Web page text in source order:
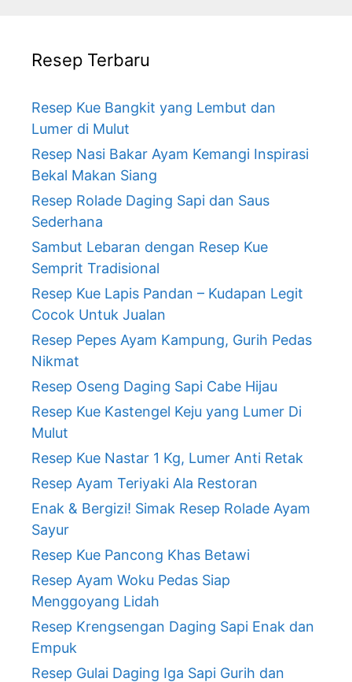
Resep Terbaru
Resep Kue Bangkit yang Lembut dan
Lumer di Mulut
Resep Nasi Bakar Ayam Kemangi Inspirasi
Bekal Makan Siang
Resep Rolade Daging Sapi dan Saus
Sederhana
Sambut Lebaran dengan Resep Kue
Semprit Tradisional
Resep Kue Lapis Pandan – Kudapan Legit
Cocok Untuk Jualan
Resep Pepes Ayam Kampung, Gurih Pedas
Nikmat
Resep Oseng Daging Sapi Cabe Hijau
Resep Kue Kastengel Keju yang Lumer Di
Mulut
Resep Kue Nastar 1 Kg, Lumer Anti Retak
Resep Ayam Teriyaki Ala Restoran
Enak & Bergizi! Simak Resep Rolade Ayam
Sayur
Resep Kue Pancong Khas Betawi
Resep Ayam Woku Pedas Siap
Menggoyang Lidah
Resep Krengsengan Daging Sapi Enak dan
Empuk
Resep Gulai Daging Iga Sapi Gurih dan